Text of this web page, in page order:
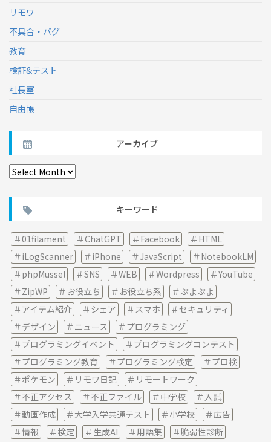
リモワ
不具合・バグ
教育
検証&テスト
社長室
自由帳
アーカイブ
ア
ー
カ
ブ
キーワード
01filament ChatGPT Facebook
HTML
iLogScanner
iPhone JavaScript
NotebookLM
phpMussel
SNS WEB Wordpress
YouTube
ZipWP
お役立ち お役立ち系
ぷよぷよ
アイテム紹介
シェア スマホ
セキュリティ
デザイン
ニュース
プログラミング
プログラミングイベント
プログラミングコンテスト
プログラミング教育
プログラミング検定
プロ検
ポケモン
リモワ日記
リモートワーク
不正アクセス
不正ファイル 中学校
入試
動画作成
大学入学共通テスト 小学校
広告
情報
検定 生成AI 用語集 脆弱性診断